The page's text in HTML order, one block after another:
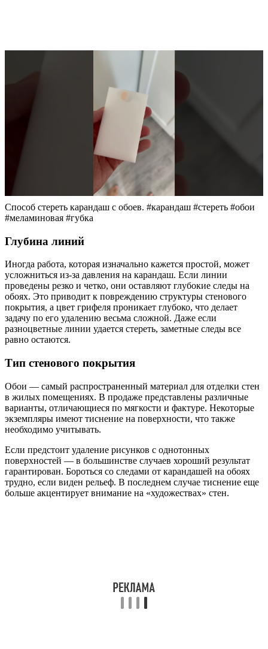
Способ стереть карандаш с обоев. #карандаш #стереть #обои
#меламиновая #губка
Глубина линий
Иногда работа, которая изначально кажется простой, может
усложниться из-за давления на карандаш. Если линии
проведены резко и четко, они оставляют глубокие следы на
обоях. Это приводит к повреждению структуры стенового
покрытия, а цвет грифеля проникает глубоко, что делает
задачу по его удалению весьма сложной. Даже если
разноцветные линии удается стереть, заметные следы все
равно остаются.
Тип стенового покрытия
Обои — самый распространенный материал для отделки стен
в жилых помещениях. В продаже представлены различные
варианты, отличающиеся по мягкости и фактуре. Некоторые
экземпляры имеют тиснение на поверхности, что также
необходимо учитывать.
Если предстоит удаление рисунков с однотонных
поверхностей — в большинстве случаев хороший результат
гарантирован. Бороться со следами от карандашей на обоях
трудно, если виден рельеф. В последнем случае тиснение еще
больше акцентирует внимание на «художествах» стен.